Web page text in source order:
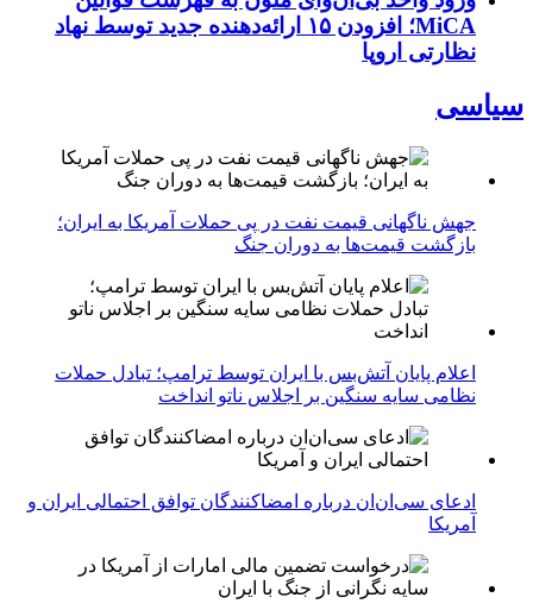
MiCA؛ افزودن ۱۵ ارائه‌دهنده جدید توسط نهاد
نظارتی اروپا
سیاسی
جهش ناگهانی قیمت نفت در پی حملات آمریکا به ایران؛
بازگشت قیمت‌ها به دوران جنگ
اعلام پایان آتش‌بس با ایران توسط ترامپ؛ تبادل حملات
نظامی سایه سنگین بر اجلاس ناتو انداخت
ادعای سی‌ان‌ان درباره امضاکنندگان توافق احتمالی ایران و
آمریکا